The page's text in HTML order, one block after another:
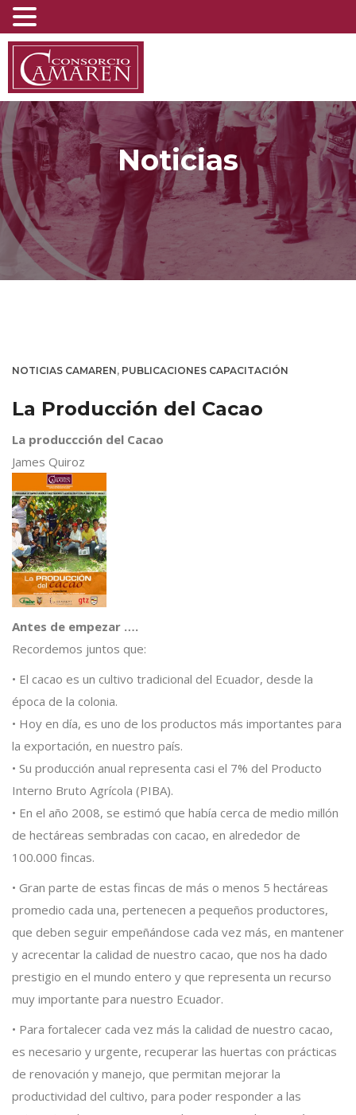
Noticias
NOTICIAS CAMAREN, PUBLICACIONES CAPACITACIÓN
La Producción del Cacao
La produccción del Cacao
James Quiroz
Antes de empezar ….
Recordemos juntos que:
• El cacao es un cultivo tradicional del Ecuador, desde la
época de la colonia.
• Hoy en día, es uno de los productos más importantes para
la exportación, en nuestro país.
• Su producción anual representa casi el 7% del Producto
Interno Bruto Agrícola (PIBA).
• En el año 2008, se estimó que había cerca de medio millón
de hectáreas sembradas con cacao, en alrededor de
100.000 fincas.
• Gran parte de estas fincas de más o menos 5 hectáreas
promedio cada una, pertenecen a pequeños productores,
que deben seguir empeñándose cada vez más, en mantener
y acrecentar la calidad de nuestro cacao, que nos ha dado
prestigio en el mundo entero y que representa un recurso
muy importante para nuestro Ecuador.
• Para fortalecer cada vez más la calidad de nuestro cacao,
es necesario y urgente, recuperar las huertas con prácticas
de renovación y manejo, que permitan mejorar la
productividad del cultivo, para poder responder a las